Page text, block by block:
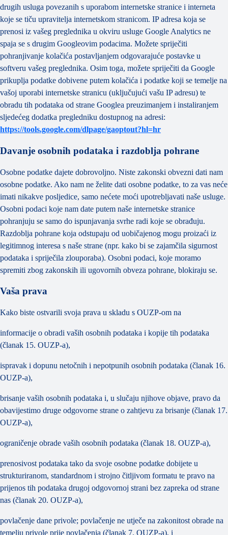
drugih usluga povezanih s uporabom internetske stranice i interneta
koje se tiču upravitelja internetskom stranicom. IP adresa koja se
prenosi iz vašeg preglednika u okviru usluge Google Analytics ne
spaja se s drugim Googleovim podacima. Možete spriječiti
pohranjivanje kolačića postavljanjem odgovarajuće postavke u
softveru vašeg preglednika. Osim toga, možete spriječiti da Google
prikuplja podatke dobivene putem kolačića i podatke koji se temelje na
vašoj uporabi internetske stranicu (uključujući vašu IP adresu) te
obradu tih podataka od strane Googlea preuzimanjem i instaliranjem
sljedećeg dodatka pregledniku dostupnog na adresi:
https://tools.google.com/dlpage/gaoptout?hl=hr
Davanje osobnih podataka i razdoblja pohrane
Osobne podatke dajete dobrovoljno. Niste zakonski obvezni dati nam
osobne podatke. Ako nam ne želite dati osobne podatke, to za vas neće
imati nikakve posljedice, samo nećete moći upotrebljavati naše usluge.
Osobni podaci koje nam date putem naše internetske stranice
pohranjuju se samo do ispunjavanja svrhe radi koje se obrađuju.
Razdoblja pohrane koja odstupaju od uobičajenog mogu proizaći iz
legitimnog interesa s naše strane (npr. kako bi se zajamčila sigurnost
podataka i spriječila zlouporaba). Osobni podaci, koje moramo
spremiti zbog zakonskih ili ugovornih obveza pohrane, blokiraju se.
Vaša prava
Kako biste ostvarili svoja prava u skladu s OUZP-om na
informacije o obradi vaših osobnih podataka i kopije tih podataka
(članak 15. OUZP-a),
ispravak i dopunu netočnih i nepotpunih osobnih podataka (članak 16.
OUZP-a),
brisanje vaših osobnih podataka i, u slučaju njihove objave, pravo da
obavijestimo druge odgovorne strane o zahtjevu za brisanje (članak 17.
OUZP-a),
ograničenje obrade vaših osobnih podataka (članak 18. OUZP-a),
prenosivost podataka tako da svoje osobne podatke dobijete u
strukturiranom, standardnom i strojno čitljivom formatu te pravo na
prijenos tih podataka drugoj odgovornoj strani bez zapreka od strane
nas (članak 20. OUZP-a),
povlačenje dane privole; povlačenje ne utječe na zakonitost obrade na
temelju privole prije povlačenja (članak 7. OUZP-a), i